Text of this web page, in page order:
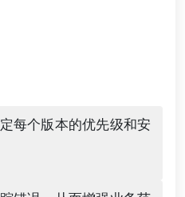
每个版本的优先级和安